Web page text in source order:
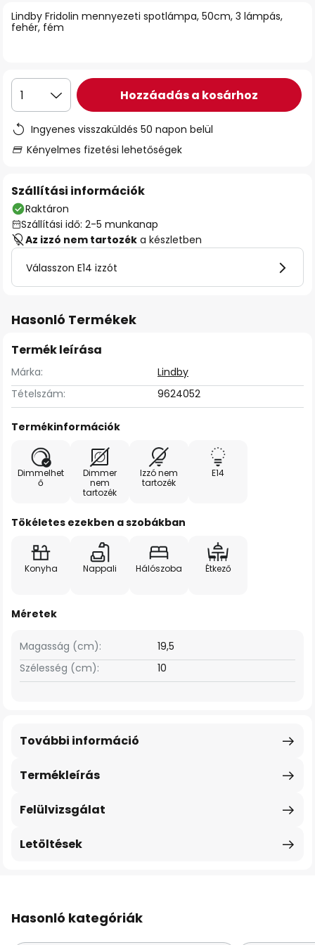
Lindby Fridolin mennyezeti spotlámpa, 50cm, 3 lámpás,
fehér, fém
1 Hozzáadás a kosárhoz
Ingyenes visszaküldés 50 napon belül
Kényelmes fizetési lehetőségek
Szállítási információk
Raktáron
Szállítási idő: 2-5 munkanap
Az izzó nem tartozék a készletben
Válasszon E14 izzót
Hasonló Termékek
Termék leírása
Márka:
Lindby
Tételszám:
9624052
Termékinformációk
Dimmelhet
ő
Dimmer
nem
tartozék
Izzó nem
tartozék
E14
Tökéletes ezekben a szobákban
Konyha Nappali Hálószoba Étkező
Méretek
Szélesség (cm): 10
Magasság (cm): 19,5
Termékleírás
További információ
Felülvizsgálat
Letöltések
Hasonló kategóriák